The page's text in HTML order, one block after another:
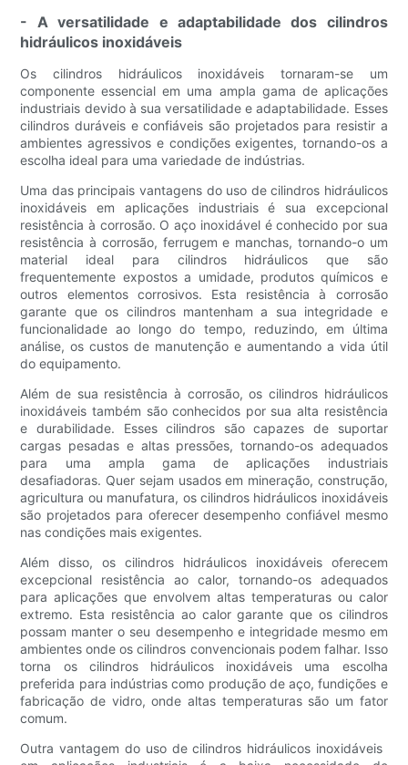
- A versatilidade e adaptabilidade dos cilindros
hidráulicos inoxidáveis
Os cilindros hidráulicos inoxidáveis ​​tornaram-se um
componente essencial em uma ampla gama de aplicações
industriais devido à sua versatilidade e adaptabilidade. Esses
cilindros duráveis ​​e confiáveis ​​são projetados para resistir a
ambientes agressivos e condições exigentes, tornando-os a
escolha ideal para uma variedade de indústrias.
Uma das principais vantagens do uso de cilindros hidráulicos
inoxidáveis ​​em aplicações industriais é sua excepcional
resistência à corrosão. O aço inoxidável é conhecido por sua
resistência à corrosão, ferrugem e manchas, tornando-o um
material ideal para cilindros hidráulicos que são
frequentemente expostos a umidade, produtos químicos e
outros elementos corrosivos. Esta resistência à corrosão
garante que os cilindros mantenham a sua integridade e
funcionalidade ao longo do tempo, reduzindo, em última
análise, os custos de manutenção e aumentando a vida útil
do equipamento.
Além de sua resistência à corrosão, os cilindros hidráulicos
inoxidáveis ​​também são conhecidos por sua alta resistência
e durabilidade. Esses cilindros são capazes de suportar
cargas pesadas e altas pressões, tornando-os adequados
para uma ampla gama de aplicações industriais
desafiadoras. Quer sejam usados ​​em mineração, construção,
agricultura ou manufatura, os cilindros hidráulicos inoxidáveis
​​são projetados para oferecer desempenho confiável mesmo
nas condições mais exigentes.
Além disso, os cilindros hidráulicos inoxidáveis ​​oferecem
excepcional resistência ao calor, tornando-os adequados
para aplicações que envolvem altas temperaturas ou calor
extremo. Esta resistência ao calor garante que os cilindros
possam manter o seu desempenho e integridade mesmo em
ambientes onde os cilindros convencionais podem falhar. Isso
torna os cilindros hidráulicos inoxidáveis ​​uma escolha
preferida para indústrias como produção de aço, fundições e
fabricação de vidro, onde altas temperaturas são um fator
comum.
Outra vantagem do uso de cilindros hidráulicos inoxidáveis ​​